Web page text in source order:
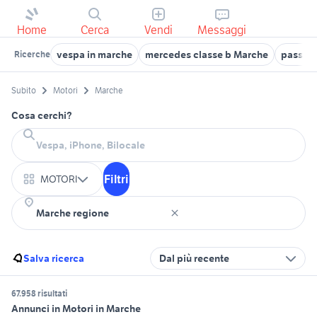
Home Cerca Vendi Messaggi
Ricerche vespa in marche mercedes classe b Marche passat
Subito Motori Marche
Cosa cerchi?
MOTORI Filtri
Salva ricerca Dal più recente
67.958 risultati
Annunci in Motori in Marche